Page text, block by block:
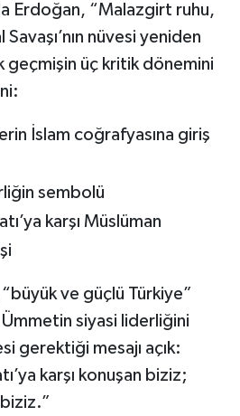
Erdoğan, “Malazgirt ruhu,
nüvesi yeniden
geçmişin üç kritik dönemini
İslam coğrafyasına giriş
sembolü
karşı Müslüman
ve güçlü Türkiye”
siyasi liderliğini
gerektiği mesajı açık:
karşı konuşan biziz;